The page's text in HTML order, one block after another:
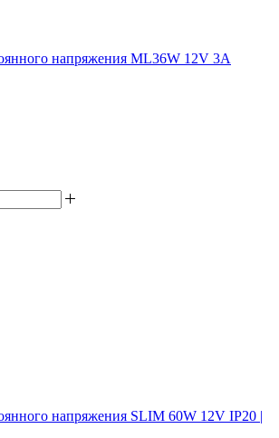
напряжения ML36W 12V 3А
напряжения SLIM 60W 12V IP20 |